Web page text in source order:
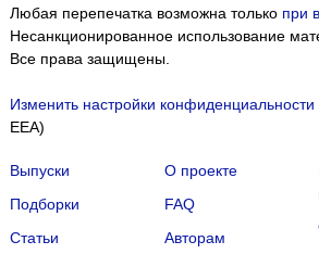
Любая перепечатка возможна только при
Несанкционированное использование
Все права защищены.
Изменить настройки конфиденциальности
EEA)
Выпуски
Подборки
Статьи
О проекте
FAQ
Авторам